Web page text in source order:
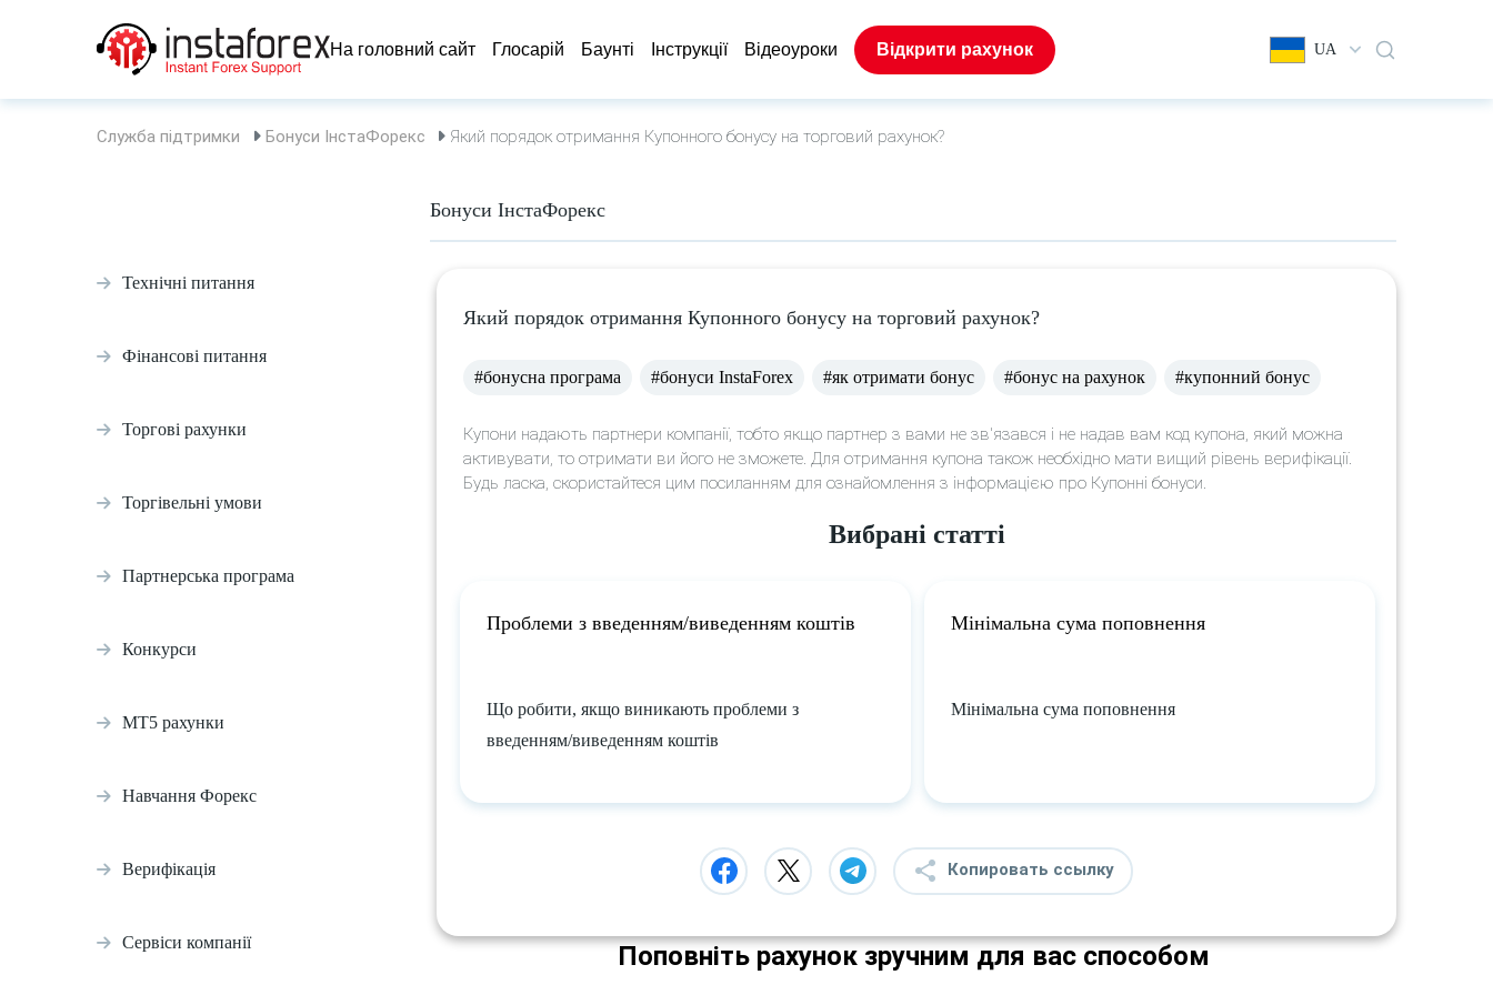
На головний сайт Глосарій Баунтi Інструкції Відеоуроки Відкрити рахунок UA
Служба підтримки Бонуси ІнстаФорекс Який порядок отримання Купонного бонусу на торговий рахунок?
Технічні питання
Фінансові питання
Торгові рахунки
Торгівельні умови
Партнерська програма
Конкурси
МТ5 рахунки
Навчання Форекс
Верифікація
Сервіси компанії
Бонуси ІнстаФорекс
Який порядок отримання Купонного бонусу на торговий рахунок?
#бонусна програма #бонуси InstaForex #як отримати бонус #бонус на рахунок #купонний бонус
Купони надають партнери компанії, тобто якщо партнер з вами не зв'язався і не надав вам код купона, який можна
активувати, то отримати ви його не зможете. Для отримання купона також необхідно мати вищий рівень верифікації.
Будь ласка, скористайтеся цим посиланням для ознайомлення з інформацією про Купонні бонуси.
Вибрані статті
Проблеми з введенням/виведенням коштів
Що робити, якщо виникають проблеми з
введенням/виведенням коштів
Мінімальна сума поповнення
Мінімальна сума поповнення
Копировать ссылку
Поповніть рахунок зручним для вас способом